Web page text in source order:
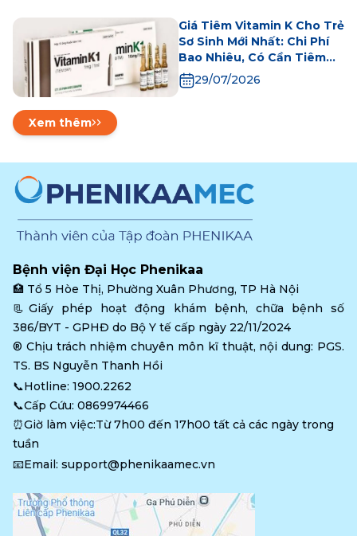
Giá Tiêm Vitamin K Cho Trẻ
Sơ Sinh Mới Nhất: Chi Phí
Bao Nhiêu, Có Cần Tiêm
Không?
29/07/2026
Xem thêm
Bệnh viện Đại Học Phenikaa
🏥 Tổ 5 Hòe Thị, Phường Xuân Phương, TP Hà Nội
📃Giấy phép hoạt động khám bệnh, chữa bệnh số
386/BYT - GPHĐ do Bộ Y tế cấp ngày 22/11/2024
®️ Chịu trách nhiệm chuyên môn kĩ thuật, nội dung: PGS.
TS. BS Nguyễn Thanh Hồi
📞Hotline: 1900.2262
📞Cấp Cứu: 0869974466
⏰Giờ làm việc:Từ 7h00 đến 17h00 tất cả các ngày trong
tuần
📧Email: support@phenikaamec.vn